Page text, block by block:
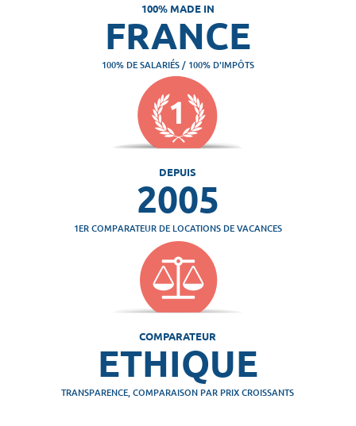
100% MADE IN
FRANCE
100% DE SALARIÉS / 100% D'IMPÔTS
DEPUIS
2005
1ER COMPARATEUR DE LOCATIONS DE VACANCES
COMPARATEUR
ETHIQUE
TRANSPARENCE, COMPARAISON PAR PRIX CROISSANTS